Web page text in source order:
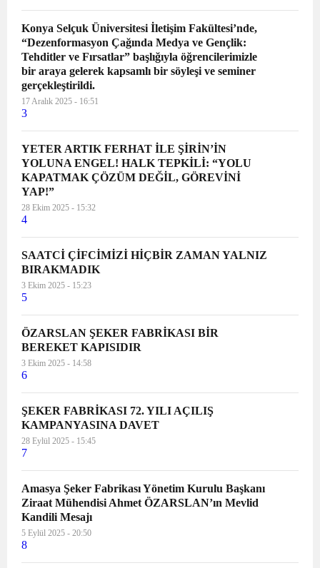
Konya Selçuk Üniversitesi İletişim Fakültesi’nde,
“Dezenformasyon Çağında Medya ve Gençlik:
Tehditler ve Fırsatlar” başlığıyla öğrencilerimizle
bir araya gelerek kapsamlı bir söyleşi ve seminer
gerçekleştirildi.
17 Aralık 2025 - 16:51
3
YETER ARTIK FERHAT İLE ŞİRİN’İN
YOLUNA ENGEL! HALK TEPKİLİ: “YOLU
KAPATMAK ÇÖZÜM DEĞİL, GÖREVİNİ
YAP!”
28 Ekim 2025 - 15:32
4
SAATCİ ÇİFCİMİZİ HİÇBİR ZAMAN YALNIZ
BIRAKMADIK
3 Ekim 2025 - 15:23
5
ÖZARSLAN ŞEKER FABRİKASI BİR
BEREKET KAPISIDIR
3 Ekim 2025 - 14:58
6
ŞEKER FABRİKASI 72. YILI AÇILIŞ
KAMPANYASINA DAVET
28 Eylül 2025 - 15:45
7
Amasya Şeker Fabrikası Yönetim Kurulu Başkanı
Ziraat Mühendisi Ahmet ÖZARSLAN’ın Mevlid
Kandili Mesajı
5 Eylül 2025 - 20:50
8